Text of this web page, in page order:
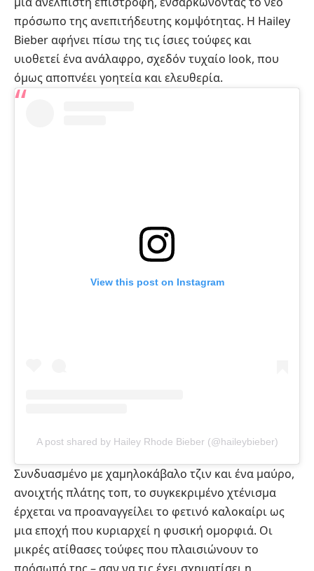
πρόσωπο της ανεπιτήδευτης κομψότητας. Η Hailey
Bieber αφήνει πίσω της τις ίσιες τούφες και
υιοθετεί ένα ανάλαφρο, σχεδόν τυχαίο look, που
όμως αποπνέει γοητεία και ελευθερία.
View this post on Instagram
A post shared by Hailey Rhode Bieber (@haileybieber)
Συνδυασμένο με χαμηλοκάβαλο τζιν και ένα μαύρο,
ανοιχτής πλάτης τοπ, το συγκεκριμένο χτένισμα
έρχεται να προαναγγείλει το φετινό καλοκαίρι ως
μια εποχή που κυριαρχεί η φυσική ομορφιά. Οι
μικρές ατίθασες τούφες που πλαισιώνουν το